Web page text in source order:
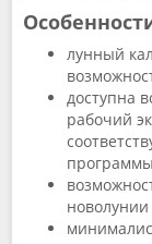
лунный
доступна
рабочий